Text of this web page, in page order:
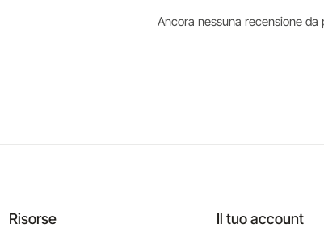
Ancora nessuna recensione
Risorse Il tuo account